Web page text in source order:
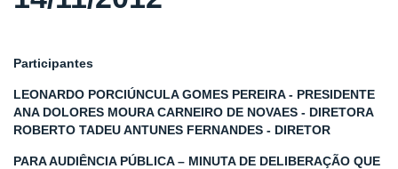
Participantes
LEONARDO PORCIÚNCULA GOMES PEREIRA - PRESIDENTE
ANA DOLORES MOURA CARNEIRO DE NOVAES - DIRETORA
ROBERTO TADEU ANTUNES FERNANDES - DIRETOR
PARA AUDIÊNCIA PÚBLICA – MINUTA DE DELIBERAÇÃO QUE